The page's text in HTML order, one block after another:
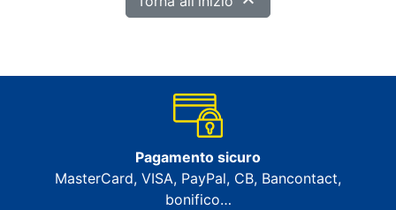
Pagamento sicuro
MasterCard, VISA, PayPal, CB, Bancontact,
bonifico…